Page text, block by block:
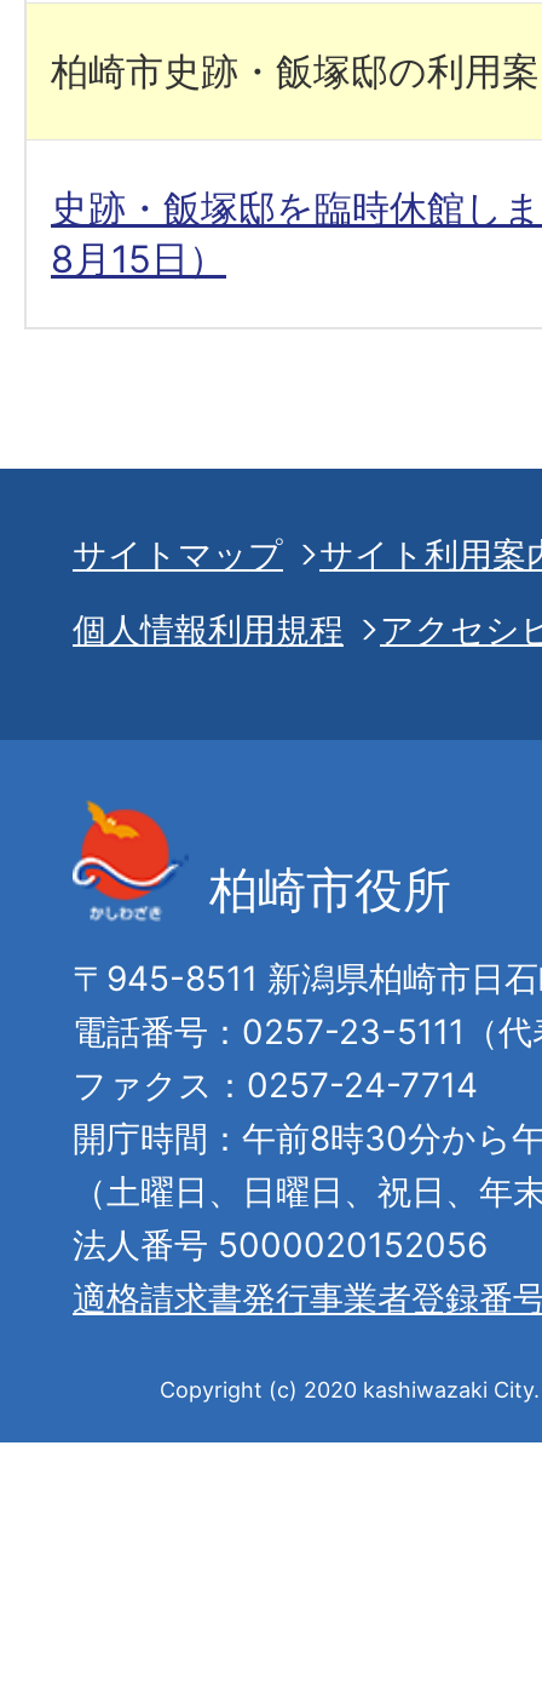
柏崎市史跡・飯塚邸の利用
史跡・飯塚邸を臨時休館し
8月15日）
サイトマップ
サイト利用案
個人情報利用規程
アクセシ
柏崎市役所
〒945-8511 新潟県柏崎市日
電話番号：0257-23-5111（代
ファクス：0257-24-7714
開庁時間：午前8時30分から
（土曜日、日曜日、祝日、年
法人番号 5000020152056
適格請求書発行事業者登録番
Copyright (c) 2020 kashiwazaki